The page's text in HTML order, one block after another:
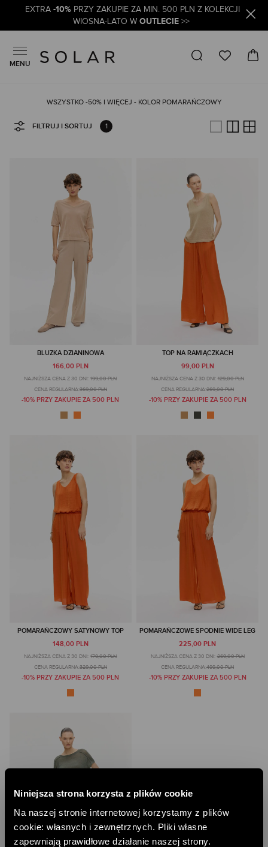
Niniejsza strona korzysta z plików cookie
Na naszej stronie internetowej korzystamy z plików
cookie: własnych i zewnętrznych. Pliki własne
zapewniają prawidłowe działanie naszej strony.
EXTRA -10% PRZY ZAKUPIE ZA MIN. 500 PLN Z KOLEKCJI
WIOSNA-LATO W OUTLECIE>>
MENU
WSZYSTKO -50% I WIĘCEJ - KOLOR POMARAŃCZOWY
FILTRUJ I SORTUJ 1
BLUZKA DZIANINOWA
166,00 PLN
NAJNIŻSZA CENA Z 30 DNI: 199,00 PLN
CENA REGULARNA:369,00 PLN
-10% PRZY ZAKUPIE ZA 500 PLN
TOP NA RAMIĄCZKACH
99,00 PLN
NAJNIŻSZA CENA Z 30 DNI: 129,00 PLN
CENA REGULARNA:269,00 PLN
-10% PRZY ZAKUPIE ZA 500 PLN
POMARAŃCZOWY SATYNOWY TOP
148,00 PLN
NAJNIŻSZA CENA Z 30 DNI: 179,00 PLN
CENA REGULARNA:329,00 PLN
-10% PRZY ZAKUPIE ZA 500 PLN
POMARAŃCZOWE SPODNIE WIDE LEG
225,00 PLN
NAJNIŻSZA CENA Z 30 DNI: 269,00 PLN
CENA REGULARNA:499,00 PLN
-10% PRZY ZAKUPIE ZA 500 PLN